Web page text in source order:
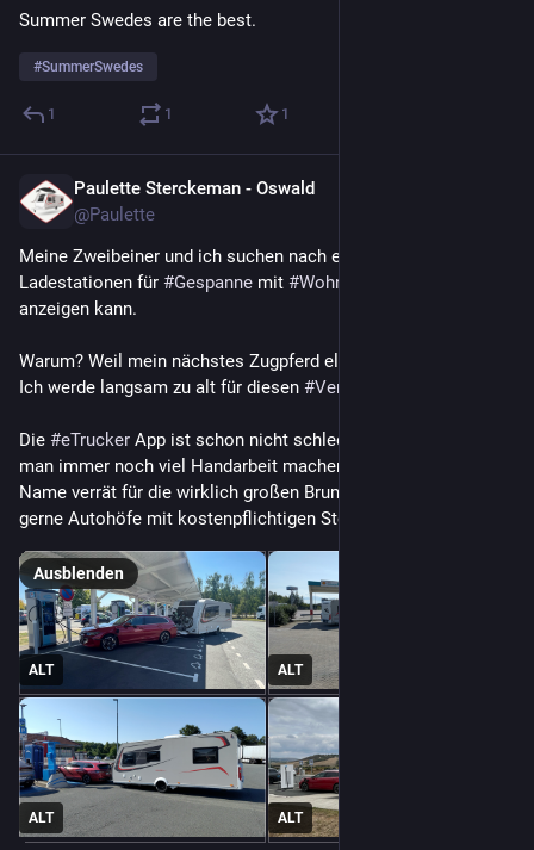
Summer Swedes are the best.
#SummerSwedes
1 1 1
Paulette Sterckeman - Oswald
@Paulette
Meine Zweibeiner und ich suchen nach einer
Ladestationen für #Gespanne mit #Wohnwagen
anzeigen kann.
Warum? Weil mein nächstes Zugpferd elektrisch werden soll.
Ich werde langsam zu alt für diesen #Verbrenner
Die #eTrucker App ist schon nicht schlecht, aber da muss
man immer noch viel Handarbeit machen, weil die, wie der
Name verrät für die wirklich großen Brummis gedacht ist und
gerne Autohöfe mit kostenpflichtigen Stellplätzen ausweist.
ALT ALT
ALT ALT
Ausblenden